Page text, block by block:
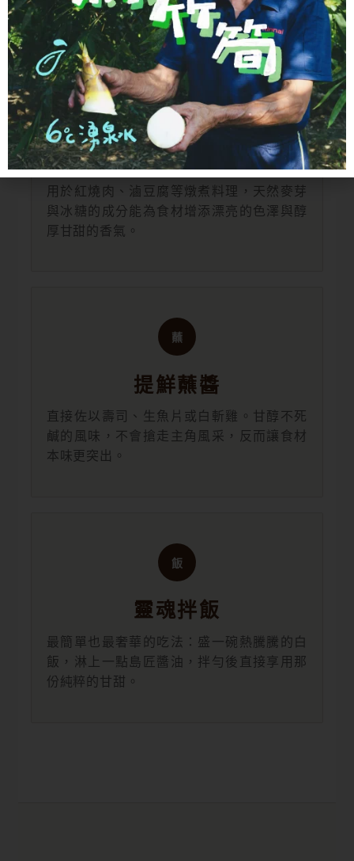
海鮮。
燉
溫潤燉煮
用於紅燒肉、滷豆腐等燉煮料理，天然麥芽
與冰糖的成分能為食材增添漂亮的色澤與醇
厚甘甜的香氣。
蘸
提鮮蘸醬
直接佐以壽司、生魚片或白斬雞。甘醇不死
鹹的風味，不會搶走主角風采，反而讓食材
本味更突出。
飯
靈魂拌飯
最簡單也最奢華的吃法：盛一碗熱騰騰的白
飯，淋上一點島匠醬油，拌勻後直接享用那
份純粹的甘甜。